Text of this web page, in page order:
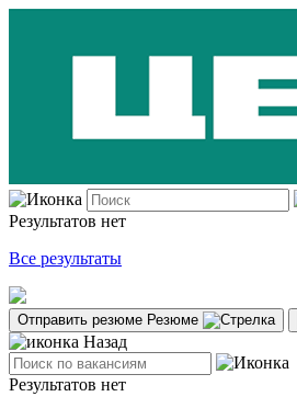
Результатов нет
Все результаты
Отправить резюме Резюме
Назад
Результатов нет